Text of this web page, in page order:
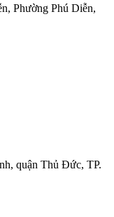
Phường Phú Diễn,
quận Thủ Đức, TP.